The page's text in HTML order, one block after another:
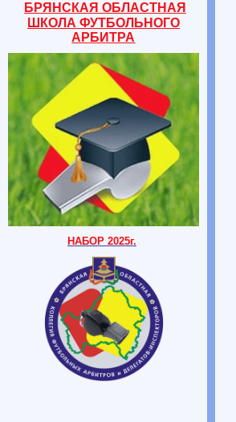
БРЯНСКАЯ ОБЛАСТНАЯ
ШКОЛА ФУТБОЛЬНОГО
АРБИТРА
НАБОР 2025г.